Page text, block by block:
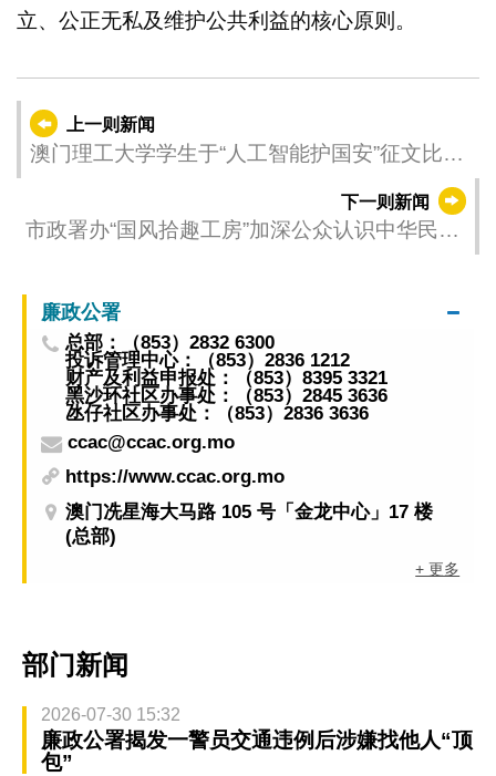
立、公正无私及维护公共利益的核心原则。
上一则新闻
澳门理工大学学生于“人工智能护国安”征文比赛
下一则新闻
市政署办“国风拾趣工房”加深公众认识中华民族
廉政公署
总部：（853）2832 6300
投诉管理中心：（853）2836 1212
财产及利益申报处：（853）8395 3321
黑沙环社区办事处：（853）2845 3636
氹仔社区办事处：（853）2836 3636
ccac@ccac.org.mo
https://www.ccac.org.mo
澳门冼星海大马路 105 号「金龙中心」17 楼
(总部)
+ 更多
部门新闻
2026-07-30 15:32
廉政公署揭发一警员交通违例后涉嫌找他人“顶
包”